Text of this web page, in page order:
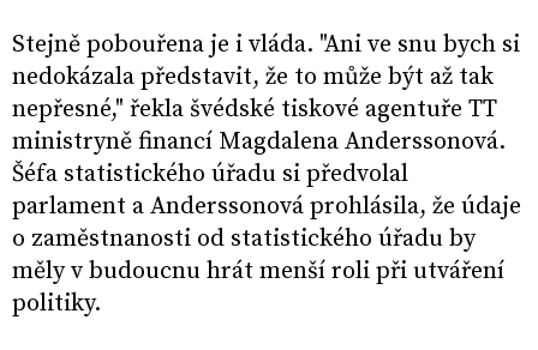
Stejně pobouřena je i vláda. "Ani ve snu bych si
nedokázala představit, že to může být až tak
nepřesné," řekla švédské tiskové agentuře TT
ministryně financí Magdalena Anderssonová.
Šéfa statistického úřadu si předvolal
parlament a Anderssonová prohlásila, že údaje
o zaměstnanosti od statistického úřadu by
měly v budoucnu hrát menší roli při utváření
politiky.